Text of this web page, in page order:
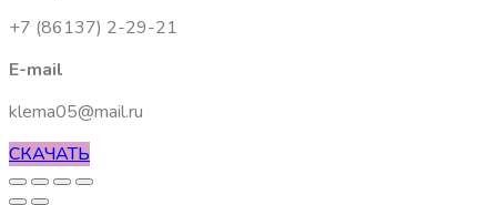
+7 (86137) 2-29-21
E-mail
klema05@mail.ru
СКАЧАТЬ